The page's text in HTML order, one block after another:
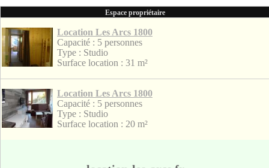
Espace propriétaire
Location Les Arcs 1800
Capacité : 5 personnes
Type : Studio
Surface location : 31 m²
Location Les Arcs 1800
Capacité : 5 personnes
Type : Studio
Surface location : 20 m²